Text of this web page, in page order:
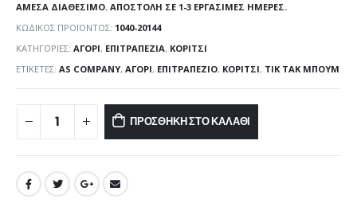
ΆΜΕΣΑ ΔΙΑΘΈΣΙΜΟ. ΑΠΟΣΤΟΛΉ ΣΕ 1-3 ΕΡΓΆΣΙΜΕΣ ΗΜΈΡΕΣ.
ΚΩΔΙΚΌΣ ΠΡΟΪΌΝΤΟΣ: 1040-20144
ΚΑΤΗΓΟΡΊΕΣ: ΑΓΌΡΙ, ΕΠΙΤΡΑΠΕΖΊΑ, ΚΟΡΊΤΣΙ
ΕΤΙΚΈΤΕΣ: AS COMPANY, ΑΓΌΡΙ, ΕΠΙΤΡΑΠΈΖΙΟ, ΚΟΡΊΤΣΙ, ΤΙΚ ΤΑΚ ΜΠΟΥΜ
ΠΡΟΣΘΉΚΗ ΣΤΟ ΚΑΛΆΘΙ